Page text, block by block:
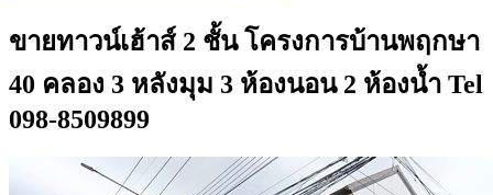
ขายทาวน์เฮ้าส์ 2 ชั้น โครงการบ้านพฤกษา
40 คลอง 3 หลังมุม 3 ห้องนอน 2 ห้องน้ำ Tel
098-8509899